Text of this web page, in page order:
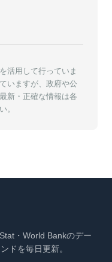
活用して行っていま
いますが、政府や公
新・正確な情報は各
。
・World Bankのデー
ドを毎日更新。